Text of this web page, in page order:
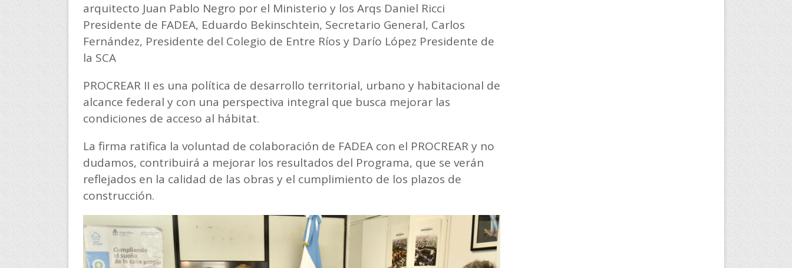
arquitecto Juan Pablo Negro por el Ministerio y los Arqs Daniel Ricci
Presidente de FADEA, Eduardo Bekinschtein, Secretario General, Carlos
Fernández, Presidente del Colegio de Entre Ríos y Darío López Presidente de
la SCA
PROCREAR II es una política de desarrollo territorial, urbano y habitacional de
alcance federal y con una perspectiva integral que busca mejorar las
condiciones de acceso al hábitat.
La firma ratifica la voluntad de colaboración de FADEA con el PROCREAR y no
dudamos, contribuirá a mejorar los resultados del Programa, que se verán
reflejados en la calidad de las obras y el cumplimiento de los plazos de
construcción.